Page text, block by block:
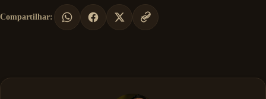
Compartilhar: